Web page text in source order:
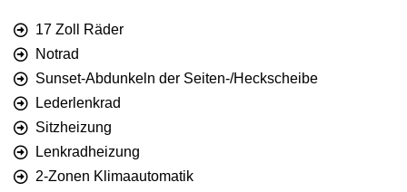
17 Zoll Räder
Notrad
Sunset-Abdunkeln der Seiten-/Heckscheibe
Lederlenkrad
Sitzheizung
Lenkradheizung
2-Zonen Klimaautomatik